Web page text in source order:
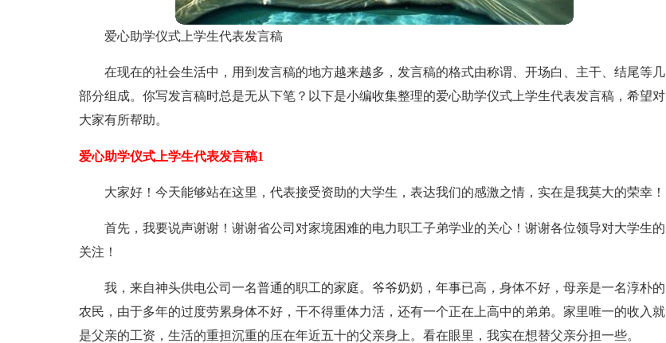
爱心助学仪式上学生代表发言稿
在现在的社会生活中，用到发言稿的地方越来越多，发言稿的格式由称谓、开场白、主干、结尾等几
部分组成。你写发言稿时总是无从下笔？以下是小编收集整理的爱心助学仪式上学生代表发言稿，希望对
大家有所帮助。
爱心助学仪式上学生代表发言稿1
大家好！今天能够站在这里，代表接受资助的大学生，表达我们的感激之情，实在是我莫大的荣幸！
首先，我要说声谢谢！谢谢省公司对家境困难的电力职工子弟学业的关心！谢谢各位领导对大学生的
关注！
我，来自神头供电公司一名普通的职工的家庭。爷爷奶奶，年事已高，身体不好，母亲是一名淳朴的
农民，由于多年的过度劳累身体不好，干不得重体力活，还有一个正在上高中的弟弟。家里唯一的收入就
是父亲的工资，生活的重担沉重的压在年近五十的父亲身上。看在眼里，我实在想替父亲分担一些。